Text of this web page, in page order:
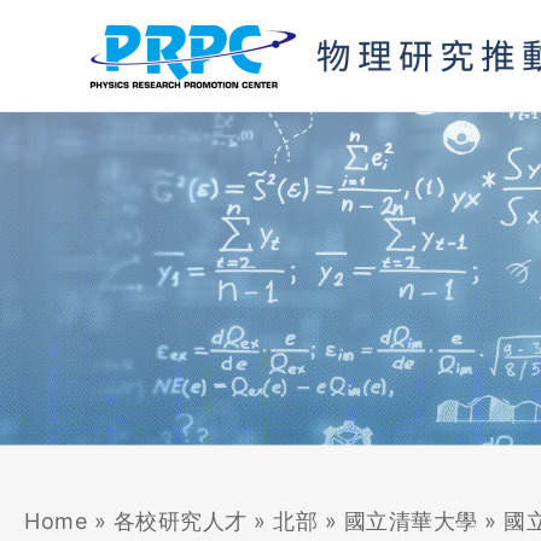
內
容
Home » 各校研究人才 » 北部 » 國立清華大學 » 國